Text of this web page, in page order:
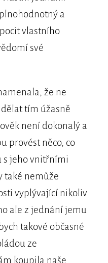
a
vlastního
své
že ne
tím úžasně
není dokonalý a
provést něco, co
s jeho vnitřními
také nemůže
vyplývající nikoliv
ale z jednání jemu
takové občasné
ze
koupila naše